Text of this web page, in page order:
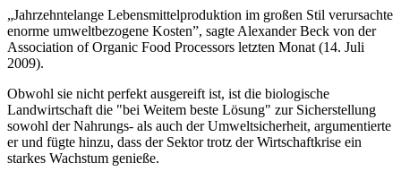
„Jahrzehntelange Lebensmittelproduktion im großen Stil verursachte
enorme umweltbezogene Kosten”, sagte Alexander Beck von der
Association of Organic Food Processors letzten Monat (14. Juli
2009).
Obwohl sie nicht perfekt ausgereift ist, ist die biologische
Landwirtschaft die "bei Weitem beste Lösung" zur Sicherstellung
sowohl der Nahrungs- als auch der Umweltsicherheit, argumentierte
er und fügte hinzu, dass der Sektor trotz der Wirtschaftkrise ein
starkes Wachstum genieße.